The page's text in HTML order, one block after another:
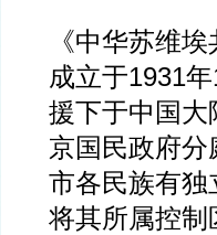
《中华苏维埃
成立于1931
援下于中国大
京国民政府
市各民族有独
将其所属控制